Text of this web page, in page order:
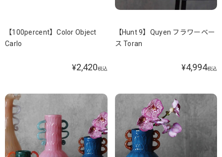
【100percent】Color Object
Carlo
¥2,420税込
【Hunt 9】Quyen フラワーベー
ス Toran
¥4,994税込